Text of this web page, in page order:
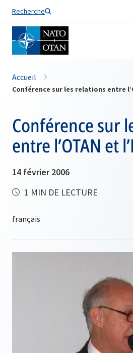
Recherche
Nom de famille*
Accueil
Conférence sur les relations entre
Conférence sur
entre l’OTAN et
14 février 2006
1 MIN DE LECTURE